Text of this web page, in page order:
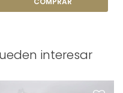
interesar